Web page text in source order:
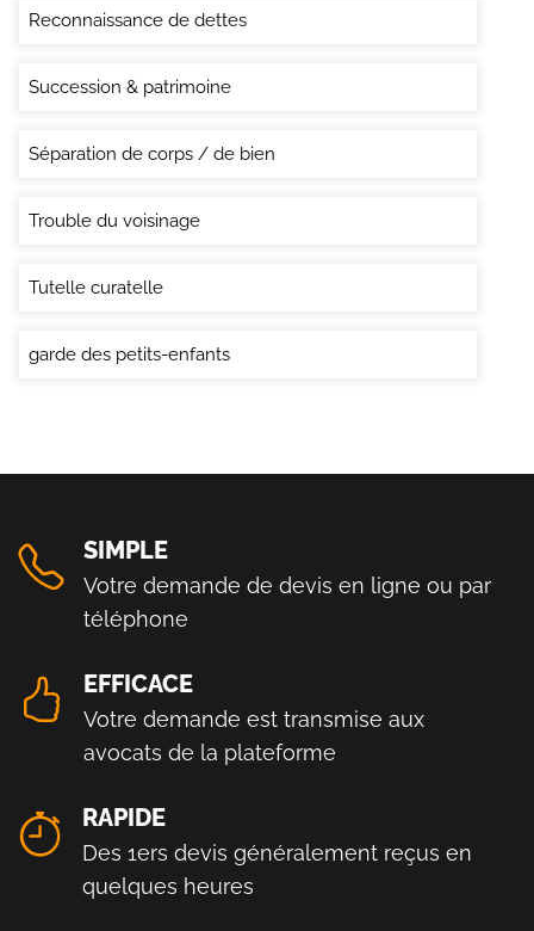
Reconnaissance de dettes
Succession & patrimoine
Séparation de corps / de bien
Trouble du voisinage
Tutelle curatelle
garde des petits-enfants
SIMPLE
Votre demande de devis en ligne ou par
téléphone
EFFICACE
Votre demande est transmise aux
avocats de la plateforme
RAPIDE
Des 1ers devis généralement reçus en
quelques heures